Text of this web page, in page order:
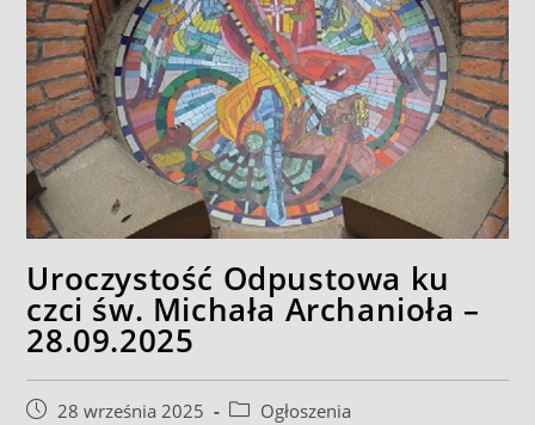
Uroczystość Odpustowa ku
czci św. Michała Archanioła –
28.09.2025
Post28 września 2025
PostOgłoszenia